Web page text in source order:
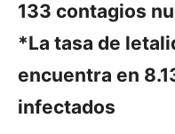
133 contagios
*La tasa de
encuentra en
infectados